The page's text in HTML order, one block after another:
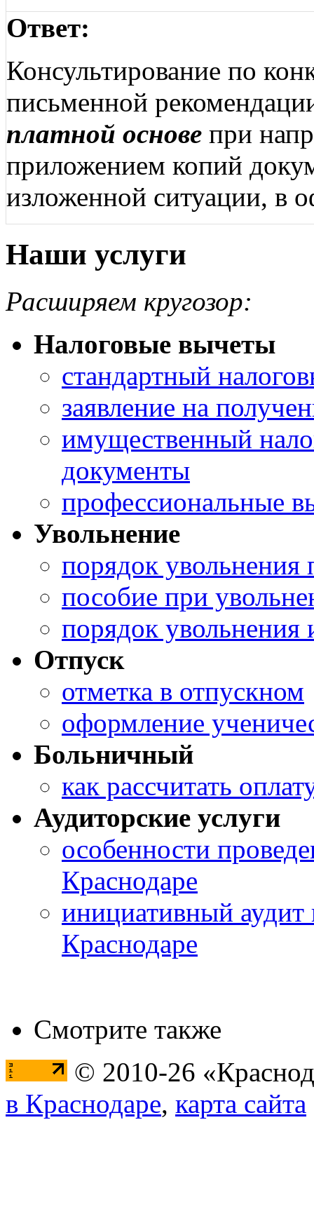
Ответ:
Консультирование по
письменной
платной основе при
приложением копий
изложенной ситуации, в
Наши услуги
Расширяем кругозор:
Налоговые вычеты
стандартный
заявление на
имущественный
документы
профессиональные
Увольнение
порядок увольнения
пособие при
порядок увольнения
Отпуск
отметка в отпускном
оформление
Больничный
как рассчитать
Аудиторские услуги
особенности
Краснодаре
инициативный
Краснодаре
Смотрите также
© 2010-26
в Краснодаре, карта сайта